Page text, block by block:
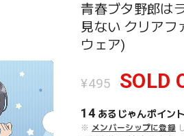
青春ブタ野郎は
見ない クリアフ
ウェア)
¥495 SOLD
14 あるじゃんポイント
※ メンバーシップに登録